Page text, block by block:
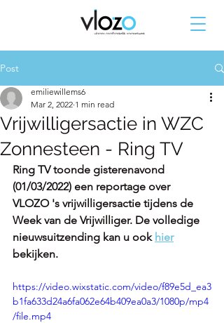
Post
Vrijwilligersactie in WZC
Zonnesteen - Ring TV
emiliewillems6
Mar 2, 2022 1 min read
Ring TV toonde gisterenavond
(01/03/2022) een reportage over
VLOZO 's vrijwilligersactie tijdens de
Week van de Vrijwilliger. De volledige
nieuwsuitzending kan u ook hier
bekijken.
https://video.wixstatic.com/video/f89e5d_ea3
b1fa633d24a6fa062e64b409ea0a3/1080p/mp4
/file.mp4